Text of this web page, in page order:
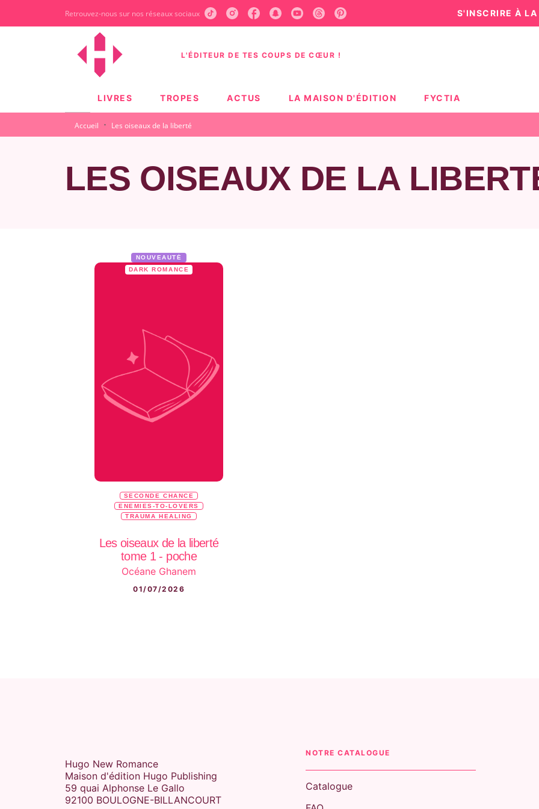
CONTENU PIED DE PAGE
Retrouvez-nous sur nos réseaux sociaux S'INSCRIRE À
L'ÉDITEUR DE TES COUPS DE CŒUR !
LIVRES TROPES ACTUS LA MAISON D'ÉDITION FYCTIA
Accueil · Les oiseaux de la liberté
LES OISEAUX DE LA
NOUVEAUTÉ
DARK ROMANCE
SECONDE CHANCE
ENEMIES-TO-LOVERS
TRAUMA HEALING
Les oiseaux de la liberté
tome 1 - poche
Océane Ghanem
01/07/2026
Hugo New Romance
Maison d'édition Hugo Publishing
59 quai Alphonse Le Gallo
92100 BOULOGNE-BILLANCOURT
NOTRE CATALOGUE
Catalogue